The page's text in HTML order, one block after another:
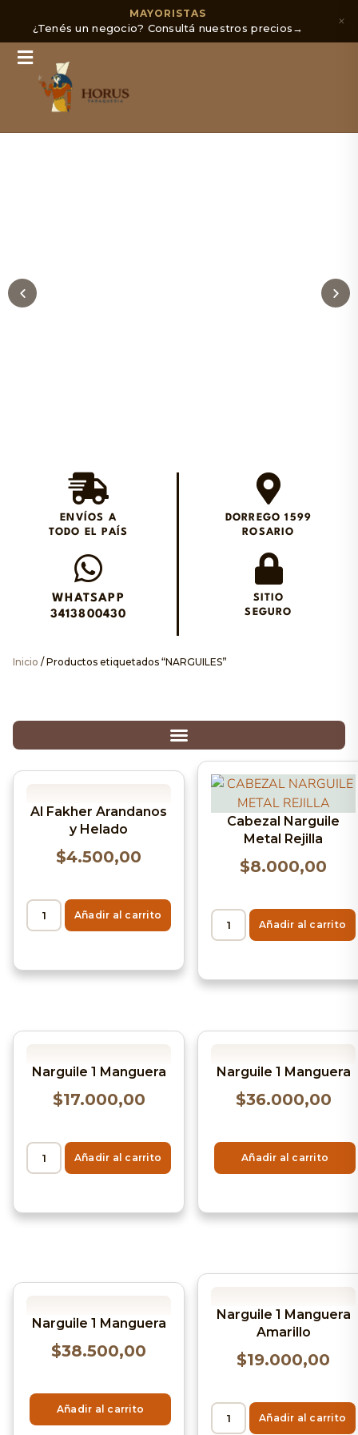
MAYORISTAS
¿Tenés un negocio? Consultá nuestros precios→ ×
Envios en el día en
Rosario
Envianos un WhatsApp
ENVÍOS A
TODO EL PAÍS
DORREGO 1599
ROSARIO
WHATSAPP
3413800430
SITIO
SEGURO
Inicio / Productos etiquetados “NARGUILES”
Al Fakher Arandanos
y Helado
$4.500,00
Añadir al carrito
Cabezal Narguile
Metal Rejilla
$8.000,00
Añadir al carrito
Narguile 1 Manguera
$17.000,00
Añadir al carrito
Narguile 1 Manguera
$36.000,00
Añadir al carrito
Narguile 1 Manguera
$38.500,00
Añadir al carrito
Narguile 1 Manguera
Amarillo
$19.000,00
Añadir al carrito